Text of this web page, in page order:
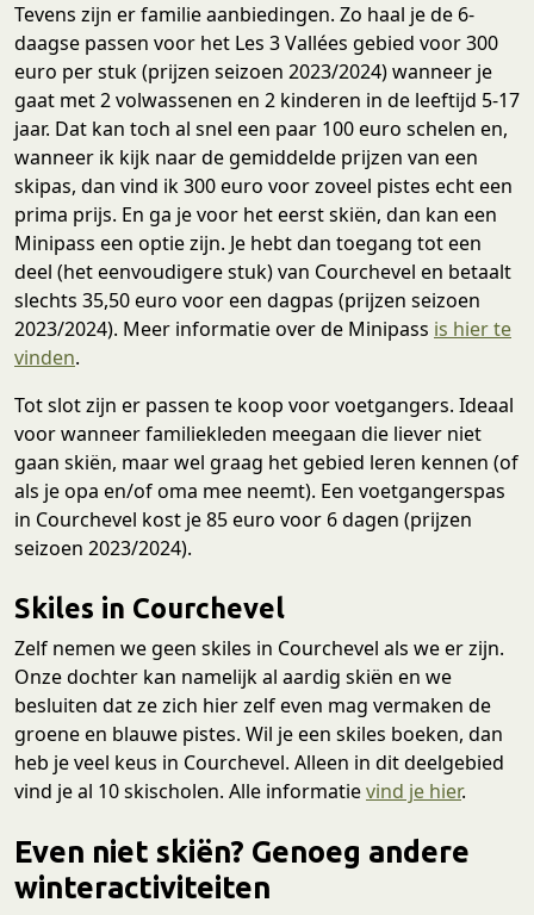
Tevens zijn er familie aanbiedingen. Zo haal je de 6-
daagse passen voor het Les 3 Vallées gebied voor 300
euro per stuk (prijzen seizoen 2023/2024) wanneer je
gaat met 2 volwassenen en 2 kinderen in de leeftijd 5-17
jaar. Dat kan toch al snel een paar 100 euro schelen en,
wanneer ik kijk naar de gemiddelde prijzen van een
skipas, dan vind ik 300 euro voor zoveel pistes echt een
prima prijs. En ga je voor het eerst skiën, dan kan een
Minipass een optie zijn. Je hebt dan toegang tot een
deel (het eenvoudigere stuk) van Courchevel en betaalt
slechts 35,50 euro voor een dagpas (prijzen seizoen
2023/2024). Meer informatie over de Minipass is hier te
vinden.
Tot slot zijn er passen te koop voor voetgangers. Ideaal
voor wanneer familiekleden meegaan die liever niet
gaan skiën, maar wel graag het gebied leren kennen (of
als je opa en/of oma mee neemt). Een voetgangerspas
in Courchevel kost je 85 euro voor 6 dagen (prijzen
seizoen 2023/2024).
Skiles in Courchevel
Zelf nemen we geen skiles in Courchevel als we er zijn.
Onze dochter kan namelijk al aardig skiën en we
besluiten dat ze zich hier zelf even mag vermaken de
groene en blauwe pistes. Wil je een skiles boeken, dan
heb je veel keus in Courchevel. Alleen in dit deelgebied
vind je al 10 skischolen. Alle informatievind je hier.
Even niet skiën? Genoeg andere
winteractiviteiten